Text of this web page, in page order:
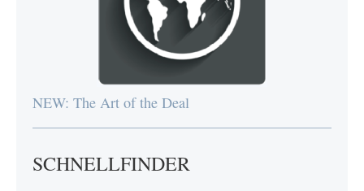
NEW: The Art of the Deal
SCHNELLFINDER